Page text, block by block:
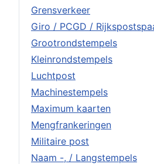
Grensverkeer
Giro / PCGD /
Grootrondstempels
Kleinrondstempels
Luchtpost
Machinestempels
Maximum kaarten
Mengfrankeringen
Militaire post
Naam -, / Langstempels